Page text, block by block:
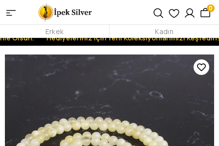
Olsun. Hediyeleriniz İçin Yeni Koleksiyonlarımızı Keşfedin!
0
Erkek Kadın